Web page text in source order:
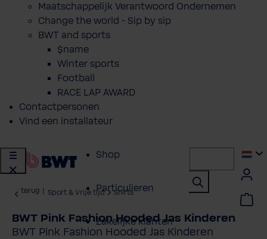
Maatschappelijk Verantwoord Ondernemen
Change the world - Sip by sip
BWT and sports
$name
Winter sports
Football
RACE LAP AWARD
Contactpersonen
Vind een installateur
Shop
Particulieren
Zakelijke klanten
terug Sport & Vrije tijd Shirts
BWT Pink Fashion Hooded Jas Kinderen
BWT Pink Fashion Hooded Jas Kinderen